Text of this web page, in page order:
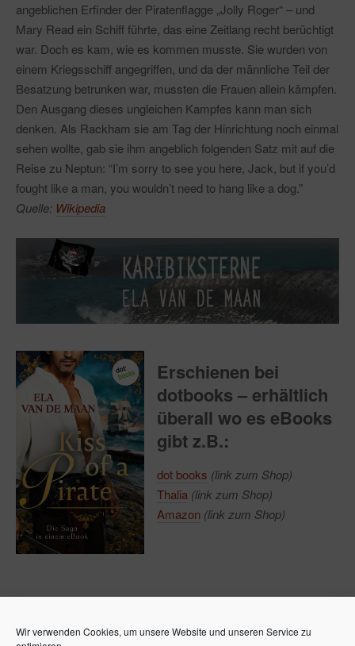
Wir verwenden Cookies, um unsere Website und unseren Service zu
angeblichen Erfinder der Piratenflagge „Jolly Roger“ – und
Mary Read ein Schiff führte, das eine Zeitlang recht berüchtigt
war. Doch es kam, wie es kommen musste. Sie wurden von
einem Kriegsschiff angegriffen, und da der männliche Teil der
Besatzung betrunken war, mussten die Frauen allein kämpfen.
Den Ausgang dieses ungleichen Kampfes kann man sich
denken. Als Rackham sie am Tag der Hinrichtung noch einmal
sehen wollte, gab sie ihm angeblich folgenden Satz mit auf die
Reise zu Neptun: “I’m sorry to see you here, Jack, but if you’d
fought like a man, you wouldn’t need to hang like a dog.”
Quelle: Wikipedia
Erschienen bei
dotbooks – erhältlich
überall wo es eBooks
gibt z.B.:
dot books (link zum Shop)
Thalia (link zum Shop)
Amazon (link zum Shop)